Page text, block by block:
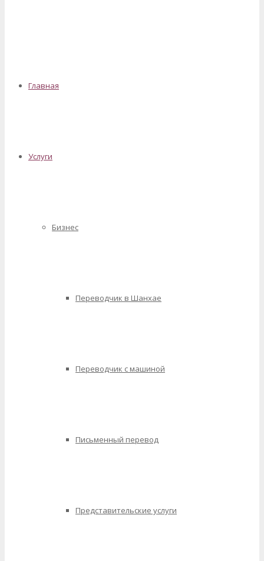
Главная
Услуги
Бизнес
Переводчик в Шанхае
Переводчик с машиной
Письменный перевод
Представительские услуги